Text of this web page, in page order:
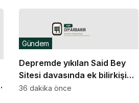
Depremde yıkılan Said Bey
Sitesi davasında ek bilirkişi
raporu: Dava dışı 6 kişinin
Gündem
36 dakika önce